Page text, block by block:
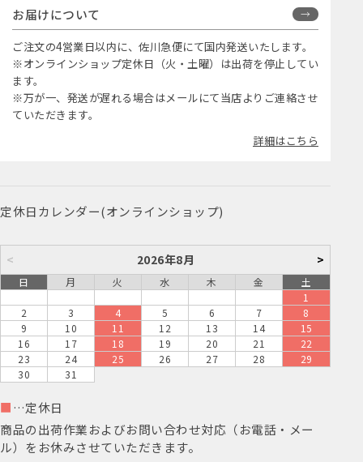
お届けについて
ご注文の4営業日以内に、佐川急便にて国内発送いたします。
※オンラインショップ定休日（火・土曜）は出荷を停止してい
ます。
※万が一、発送が遅れる場合はメールにて当店よりご連絡させ
ていただきます。
詳細はこちら
定休日カレンダー(オンラインショップ)
< 2026年8月 >
日 月 火 水 木 金
土
1
2
3 4 5 6 7
8
9
10 11 12 13 14
15
16
17 18 19 20 21
22
23
24 25 26 27 28
29
30
31
■ …定休日
商品の出荷作業およびお問い合わせ対応（お電話・メー
ル）をお休みさせていただきます。